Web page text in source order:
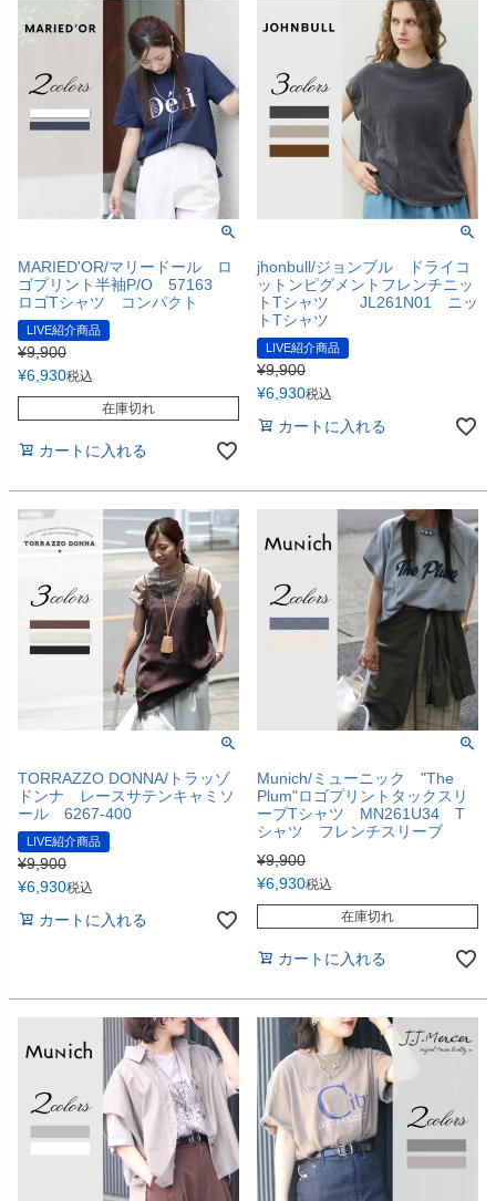
MARIED'OR/マリードール ロ
ゴプリント半袖P/O 57163
ロゴTシャツ コンパクト
LIVE紹介商品
¥9,900
¥6,930税込
在庫切れ
カートに入れる
jhonbull/ジョンブル ドライコ
ットンピグメントフレンチニッ
トTシャツ JL261N01 ニッ
トTシャツ
LIVE紹介商品
¥9,900
¥6,930税込
カートに入れる
TORRAZZO DONNA/トラッゾ
ドンナ レースサテンキャミソ
ール 6267-400
LIVE紹介商品
¥9,900
¥6,930税込
カートに入れる
Munich/ミューニック "The
Plum"ロゴプリントタックスリ
ーブTシャツ MN261U34 T
シャツ フレンチスリーブ
¥9,900
¥6,930税込
在庫切れ
カートに入れる